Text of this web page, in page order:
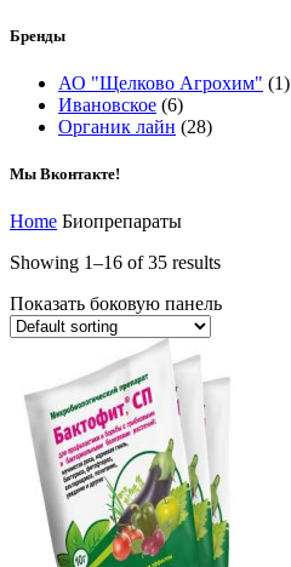
Бренды
АО "Щелково Агрохим" (1)
Ивановское (6)
Органик лайн (28)
Мы Вконтакте!
Home Биопрепараты
Showing 1–16 of 35 results
Показать боковую панель